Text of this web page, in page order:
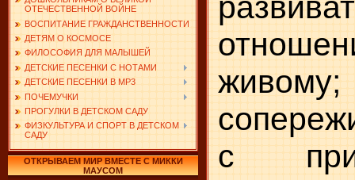
ОТЕЧЕСТВЕННОЙ ВОЙНЕ
ВОСПИТАНИЕ ГРАЖДАНСТВЕННОСТИ
ДЕТЯМ О КОСМОСЕ
ФИЛОСОФИЯ ДЛЯ МАЛЫШЕЙ
ДЕТСКИЕ ПЕСЕНКИ С НОТАМИ
ДЕТСКИЕ ПЕСЕНКИ В MP3
ПОЧЕМУЧКИ
ПРОГУЛКИ В ДЕТСКОМ САДУ
ФИЗКУЛЬТУРА И СПОРТ В ДЕТСКОМ
САДУ
ОТКРЫВАЕМ МИР ВМЕСТЕ С МИККИ
МАУСОМ
живому;
с